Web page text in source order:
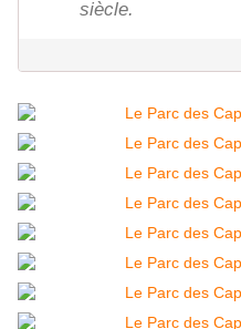
siècle.